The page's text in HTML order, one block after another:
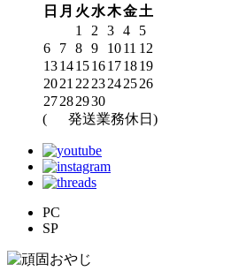
日 月 火 水木金土
1
2 3 4
5
6
7 8 9 1011 12
13141516171819
2021 22 23242526
27282930
(
発送業務休日)
PC
SP